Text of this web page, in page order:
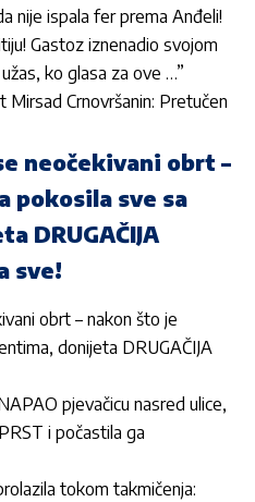
nije ispala fer prema Anđeli!
Gastoz iznenadio svojom
ko glasa za ove …”
Crnovršanin: Pretučen
neočekivani obrt –
pokosila sve sa
DRUGAČIJA
sve!
obrt – nakon što je
donijeta DRUGAČIJA
pjevačicu nasred ulice,
i počastila ga
tokom takmičenja: